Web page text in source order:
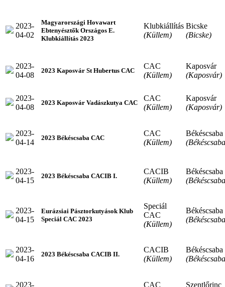
2023-
04-02
Magyarországi Hovawart
Ebtenyésztők Országos E.
Klubkiállítás 2023
Klubkiállítás
(Küllem)
Bicske
(Bicske)
2023-
04-08
2023 Kaposvár St Hubertus CAC
CAC
(Küllem)
Kaposvár
(Kaposvár)
2023-
04-08
2023 Kaposvár Vadászkutya CAC
CAC
(Küllem)
Kaposvár
(Kaposvár)
2023-
04-14
2023 Békéscsaba CAC
CAC
(Küllem)
Békéscsaba
2023-
04-15
2023 Békéscsaba CACIB I.
CACIB
(Küllem)
Békéscsaba
2023-
04-15
Eurázsiai Pásztorkutyások Klub
Speciál CAC 2023
Speciál
CAC
(Küllem)
Békéscsaba
2023-
04-16
2023 Békéscsaba CACIB II.
CACIB
(Küllem)
Békéscsaba
2023- CAC Szentlőrinc